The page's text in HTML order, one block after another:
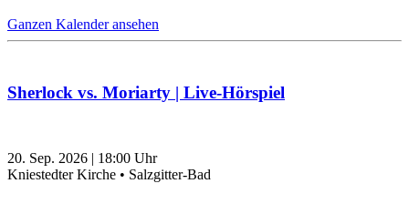
Ganzen Kalender ansehen
Sherlock vs. Moriarty | Live-Hörspiel
20. Sep. 2026 | 18:00 Uhr
Kniestedter Kirche • Salzgitter-Bad